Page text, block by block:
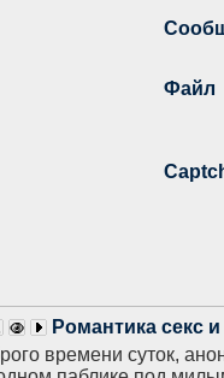
Романтика секс и
времени суток,